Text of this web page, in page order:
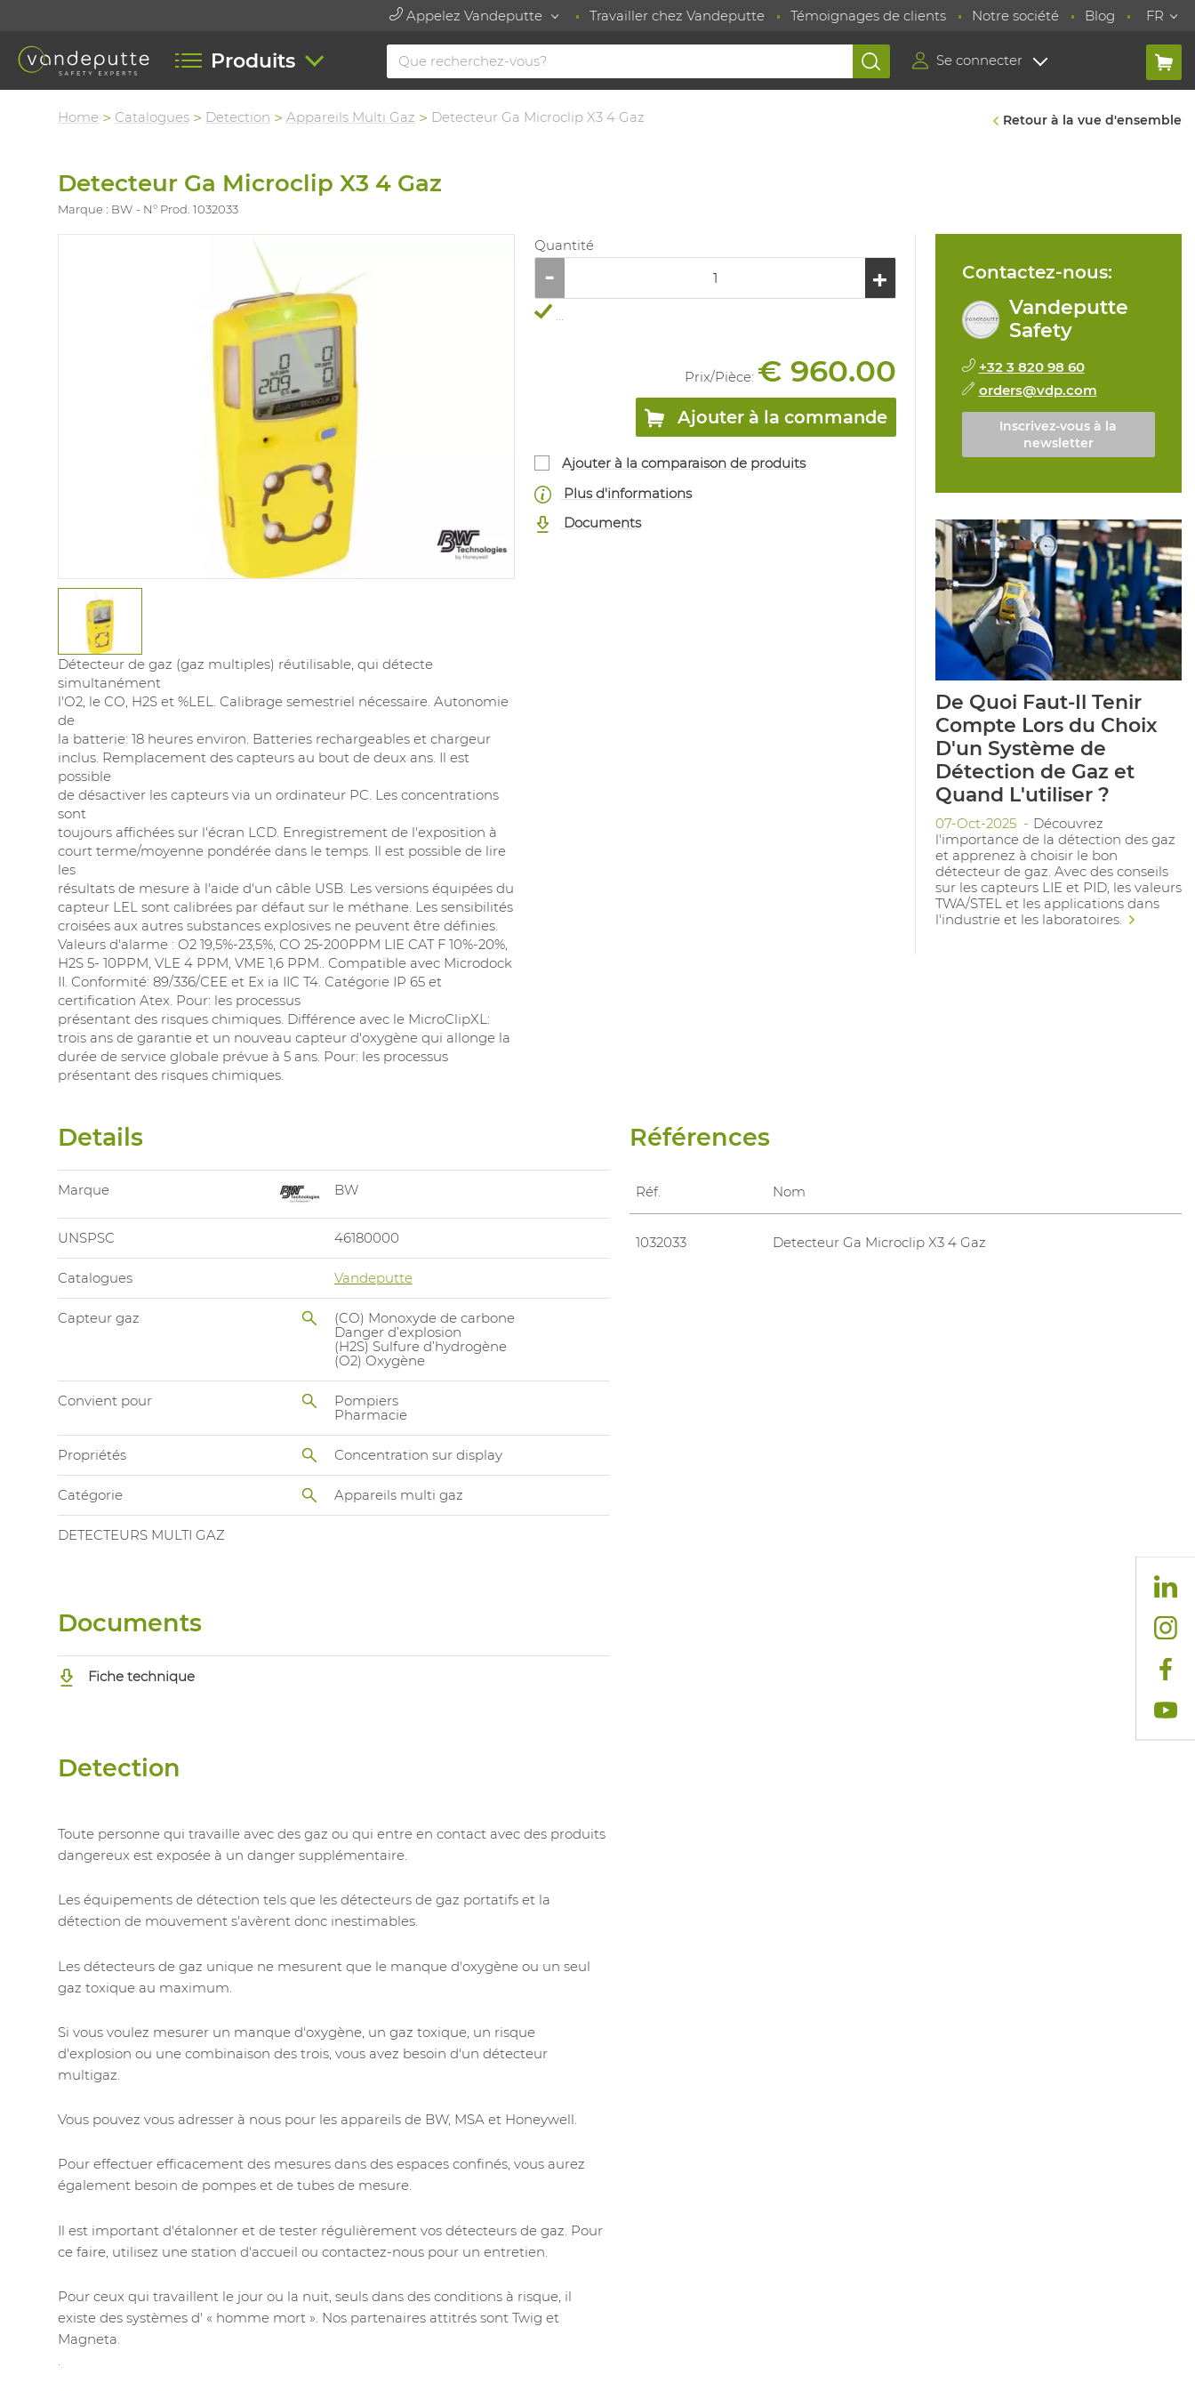
Appelez Vandeputte Travailler chez Vandeputte Témoignages de clients Notre société Blog FR
Produits Se connecter
Home Catalogues Detection Appareils Multi Gaz Detecteur Ga Microclip X3 4 Gaz Retour à la vue d'ensemble
Detecteur Ga Microclip X3 4 Gaz
Marque : BW N° Prod. 1032033
Détecteur de gaz (gaz multiples) réutilisable, qui détecte
simultanément
l'O2, le CO, H2S et %LEL. Calibrage semestriel nécessaire. Autonomie
de
la batterie: 18 heures environ. Batteries rechargeables et chargeur
inclus. Remplacement des capteurs au bout de deux ans. Il est
possible
de désactiver les capteurs via un ordinateur PC. Les concentrations
sont
toujours affichées sur l'écran LCD. Enregistrement de l'exposition à
court terme/moyenne pondérée dans le temps. Il est possible de lire
les
résultats de mesure à l'aide d'un câble USB. Les versions équipées du
capteur LEL sont calibrées par défaut sur le méthane. Les sensibilités
croisées aux autres substances explosives ne peuvent être définies.
Valeurs d'alarme : O2 19,5%-23,5%, CO 25-200PPM LIE CAT F 10%-20%,
H2S 5- 10PPM, VLE 4 PPM, VME 1,6 PPM.. Compatible avec Microdock
II. Conformité: 89/336/CEE et Ex ia IIC T4. Catégorie IP 65 et
certification Atex. Pour: les processus
présentant des risques chimiques. Différence avec le MicroClipXL:
trois ans de garantie et un nouveau capteur d'oxygène qui allonge la
durée de service globale prévue à 5 ans. Pour: les processus
présentant des risques chimiques.
Quantité
...
Prix/Pièce: € 960.00
Ajouter à la commande
Ajouter à la comparaison de produits
Plus d'informations
Documents
Contactez-nous:
Vandeputte
Safety
+32 3 820 98 60
orders@vdp.com
Inscrivez-vous à la
newsletter
De Quoi Faut-Il Tenir
Compte Lors du Choix
D'un Système de
Détection de Gaz et
Quand L'utiliser ?
07-Oct-2025
Découvrez
l'importance de la détection des gaz
et apprenez à choisir le bon
détecteur de gaz. Avec des conseils
sur les capteurs LIE et PID, les valeurs
TWA/STEL et les applications dans
l'industrie et les laboratoires.
Details
Marque BW
UNSPSC 46180000
Catalogues Vandeputte
Capteur gaz
(CO) Monoxyde de carbone
Danger d’explosion
(H2S) Sulfure d’hydrogène
(O2) Oxygène
Convient pour
Pompiers
Pharmacie
Propriétés Concentration sur display
Catégorie Appareils multi gaz
DETECTEURS MULTI GAZ
Références
Réf. Nom
1032033 Detecteur Ga Microclip X3 4 Gaz
Documents
Fiche technique
Detection
Toute personne qui travaille avec des gaz ou qui entre en contact avec des produits
dangereux est exposée à un danger supplémentaire.
Les équipements de détection tels que les détecteurs de gaz portatifs et la
détection de mouvement s'avèrent donc inestimables.
Les détecteurs de gaz unique ne mesurent que le manque d'oxygène ou un seul
gaz toxique au maximum.
Si vous voulez mesurer un manque d'oxygène, un gaz toxique, un risque
d'explosion ou une combinaison des trois, vous avez besoin d'un détecteur
multigaz.
Vous pouvez vous adresser à nous pour les appareils de BW, MSA et Honeywell.
Pour effectuer efficacement des mesures dans des espaces confinés, vous aurez
également besoin de pompes et de tubes de mesure.
Il est important d'étalonner et de tester régulièrement vos détecteurs de gaz. Pour
ce faire, utilisez une station d'accueil ou contactez-nous pour un entretien.
Pour ceux qui travaillent le jour ou la nuit, seuls dans des conditions à risque, il
existe des systèmes d' « homme mort ». Nos partenaires attitrés sont Twig et
Magneta.